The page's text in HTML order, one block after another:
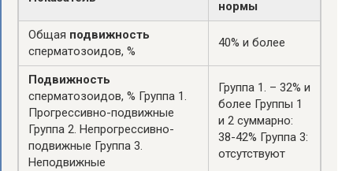
нормы
Общая подвижность
сперматозоидов, %
40% и более
Подвижность
сперматозоидов, % Группа 1.
Прогрессивно-подвижные
Группа 2. Непрогрессивно-
подвижные Группа 3.
Неподвижные
Группа 1. – 32% и
более Группы 1
и 2 суммарно:
38-42% Группа 3:
отсутствуют